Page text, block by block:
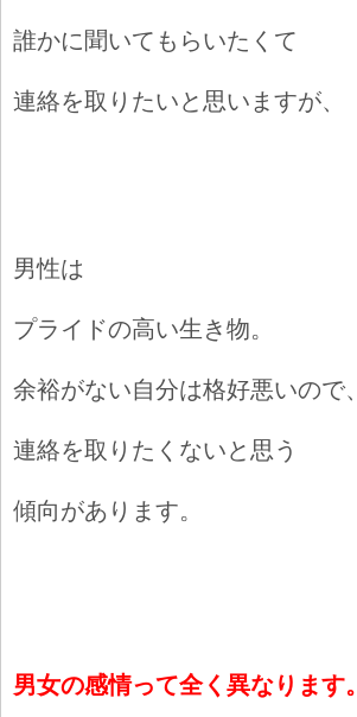
誰かに聞いてもらいたくて
連絡を取りたいと思いますが、
男性は
プライドの高い生き物。
余裕がない自分は格好悪いので、
連絡を取りたくないと 思う
傾向があります。
男女の感情って全く異なります。